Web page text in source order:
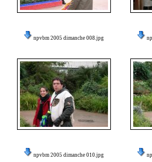
npvbm 2005 dimanche 008.jpg
npvbm 2005 dimanche 010.jpg